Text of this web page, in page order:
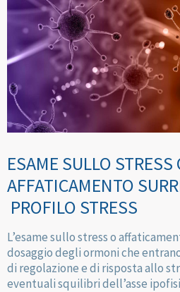
ESAME SULLO STRESS
AFFATICAMENTO
PROFILO STRESS
L’esame sullo stress o
dosaggio degli ormoni che
di regolazione e di risposta allo
eventuali squilibri dell’asse